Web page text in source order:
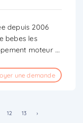
depuis 2006
bebes les
moteur ...
une demande
12 13 ›